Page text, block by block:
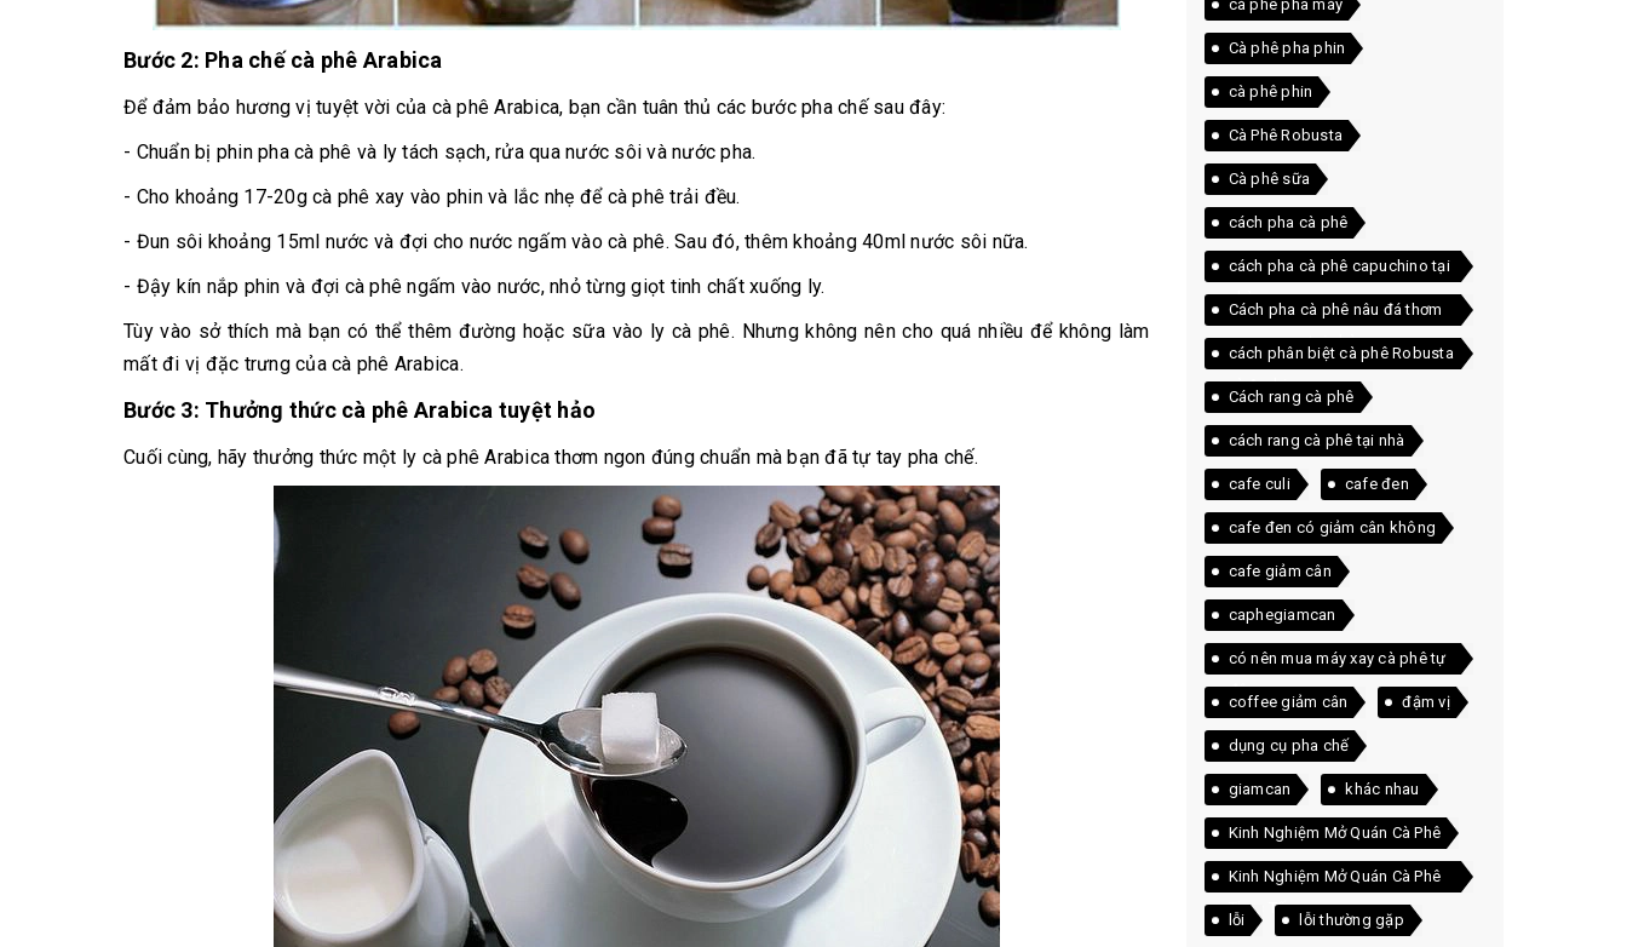
Bước 2: Pha chế cà phê Arabica
Để đảm bảo hương vị tuyệt vời của cà phê Arabica, bạn cần tuân thủ các bước pha chế sau đây:
- Chuẩn bị phin pha cà phê và ly tách sạch, rửa qua nước sôi và nước pha.
- Cho khoảng 17-20g cà phê xay vào phin và lắc nhẹ để cà phê trải đều.
- Đun sôi khoảng 15ml nước và đợi cho nước ngấm vào cà phê. Sau đó, thêm khoảng 40ml nước sôi nữa.
- Đậy kín nắp phin và đợi cà phê ngấm vào nước, nhỏ từng giọt tinh chất xuống ly.
Tùy vào sở thích mà bạn có thể thêm đường hoặc sữa vào ly cà phê. Nhưng không nên cho quá nhiều để không làm
mất đi vị đặc trưng của cà phê Arabica.
Bước 3: Thưởng thức cà phê Arabica tuyệt hảo
Cuối cùng, hãy thưởng thức một ly cà phê Arabica thơm ngon đúng chuẩn mà bạn đã tự tay pha chế.
cà phê pha máy
Cà phê pha phin
cà phê phin
Cà Phê Robusta
Cà phê sữa
cách pha cà phê
cách pha cà phê capuchino tại
nhà
Cách pha cà phê nâu đá thơm
ngon ngay tại nhà
cách phân biệt cà phê Robusta
và Arabica
Cách rang cà phê
cách rang cà phê tại nhà
cafe culi cafe đen
cafe đen có giảm cân không
cafe giảm cân
caphegiamcan
có nên mua máy xay cà phê tự
động
coffee giảm cân đậm vị
dụng cụ pha chế
giamcan khác nhau
Kinh Nghiệm Mở Quán Cà Phê
Kinh Nghiệm Mở Quán Cà Phê
Thực Tế
lỗi lỗi thường gặp